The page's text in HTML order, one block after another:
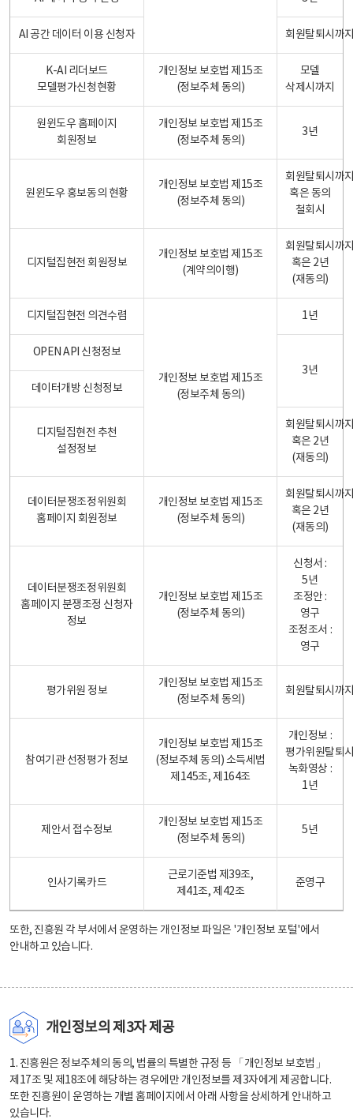
AI 공간 데이터 이용 신청자 회원탈퇴시까
K-AI 리더보드
모델평가신청현황
개인정보 보호법 제15조
(정보주체 동의)
모델
삭제시까지
원윈도우 홈페이지
회원정보
개인정보 보호법 제15조
(정보주체 동의)
3년
원윈도우 홍보동의 현황
개인정보 보호법 제15조
(정보주체 동의)
회원탈퇴시까
혹은 동의
철회시
디지털집현전 회원정보
개인정보 보호법 제15조
(계약의이행)
회원탈퇴시까
혹은 2년
(재동의)
디지털집현전 의견수렴
개인정보 보호법 제15조
(정보주체 동의)
1년
OPEN API 신청정보
3년
데이터개방 신청정보
디지털집현전 추천
설정정보
회원탈퇴시까
혹은 2년
(재동의)
데이터분쟁조정위원회
홈페이지 회원정보
개인정보 보호법 제15조
(정보주체 동의)
회원탈퇴시까
혹은 2년
(재동의)
데이터분쟁조정위원회
홈페이지 분쟁조정 신청자
정보
개인정보 보호법 제15조
(정보주체 동의)
신청서 :
5년
조정안 :
영구
조정조서 :
영구
평가위원 정보
개인정보 보호법 제15조
(정보주체 동의)
회원탈퇴시까
참여기관 선정평가 정보
개인정보 보호법 제15조
(정보주체 동의) 소득세법
제145조, 제164조
개인정보 :
평가위원탈퇴
녹화영상 :
1년
제안서 접수정보
개인정보 보호법 제15조
(정보주체 동의)
5년
인사기록카드
근로기준법 제39조,
제41조, 제42조
준영구
또한, 진흥원 각 부서에서 운영하는 개인정보 파일은 '개인정보 포털'에서
안내하고 있습니다.
개인정보의 제3자 제공
1. 진흥원은 정보주체의 동의, 법률의 특별한 규정 등 「개인정보 보호법」
제17조 및 제18조에 해당하는 경우에만 개인정보를 제3자에게 제공합니다.
또한 진흥원이 운영하는 개별 홈페이지에서 아래 사항을 상세하게 안내하고
있습니다.